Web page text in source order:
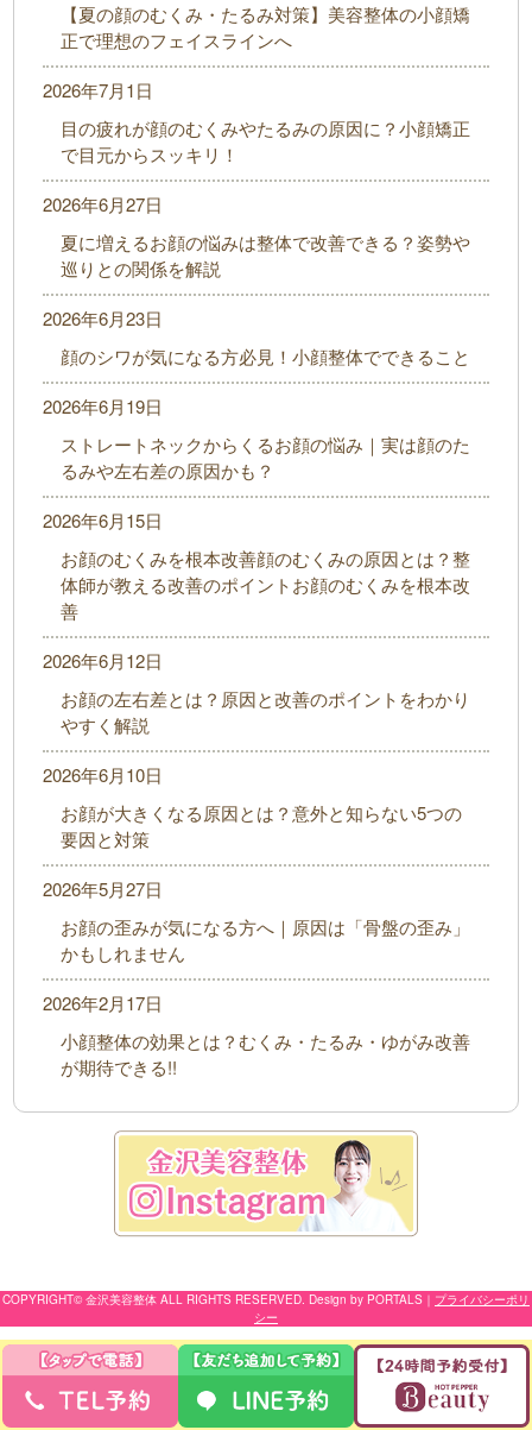
【夏の顔のむくみ・たるみ対策】美容整体の小顔矯
正で理想のフェイスラインへ
目の疲れが顔のむくみやたるみの原因に？小顔矯正
で目元からスッキリ！
2026年7月1日
夏に増えるお顔の悩みは整体で改善できる？姿勢や
巡りとの関係を解説
2026年6月27日
顔のシワが気になる方必見！小顔整体でできること
2026年6月23日
ストレートネックからくるお顔の悩み｜実は顔のた
るみや左右差の原因かも？
2026年6月19日
お顔のむくみを根本改善顔のむくみの原因とは？整
体師が教える改善のポイントお顔のむくみを根本改
善
2026年6月15日
お顔の左右差とは？原因と改善のポイントをわかり
やすく解説
2026年6月12日
お顔が大きくなる原因とは？意外と知らない5つの
要因と対策
2026年6月10日
お顔の歪みが気になる方へ｜原因は「骨盤の歪み」
かもしれません
2026年5月27日
小顔整体の効果とは？むくみ・たるみ・ゆがみ改善
が期待できる!!
2026年2月17日
COPYRIGHT© 金沢美容整体 ALL RIGHTS RESERVED. Design by PORTALS ｜ プライバシーポリ
シー